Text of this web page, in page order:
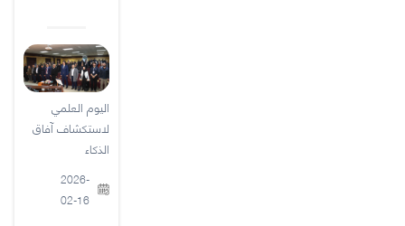
اليوم العلمي
لاستكشاف آفاق
الذكاء
2026-
02-16